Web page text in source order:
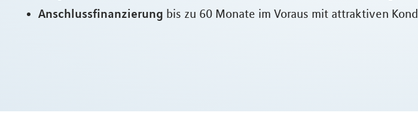
Anschlussfinanzierung bis zu 60 Monate im Voraus mit attraktiven